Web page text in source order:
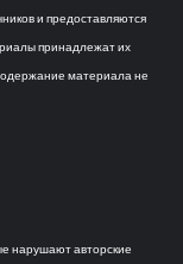
и предоставляются
принадлежат их
материала не
нарушают авторские